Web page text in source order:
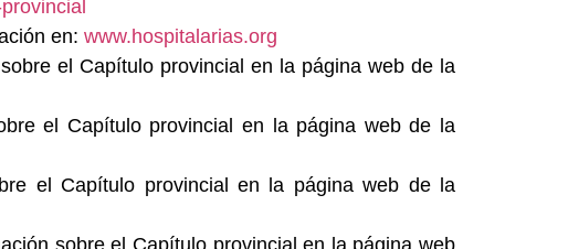
en: www.hospitalarias.org
el Capítulo provincial en la página web de la
el Capítulo provincial en la página web de la
el Capítulo provincial en la página web de la
sobre el Capítulo provincial en la página web